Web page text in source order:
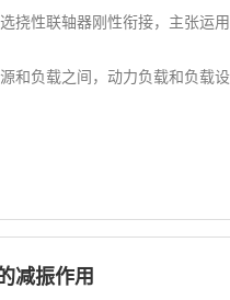
挠性联轴器刚性衔接，主张运
和负载之间，动力负载和负载
减振作用